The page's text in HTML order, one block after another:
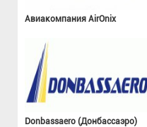
Авиакомпания AirOnix
Donbassaero (Донбассаэро)